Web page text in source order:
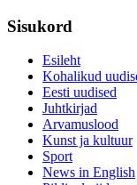
Sisukord
Esileht
Kohalikud
Eesti uudised
Juhtkirjad
Arvamuslood
Kunst ja kultuur
Sport
News in English